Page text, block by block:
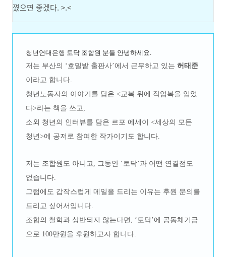
꼈으면 좋겠다. >.<
청년연대은행 토닥 조합원 분들 안녕하세요.
저는 부산의 ‘호밀밭 출판사’에서 근무하고 있는 허태준
이라고 합니다.
청년노동자의 이야기를 담은 <교복 위에 작업복을 입었
다>라는 책을 쓰고,
소외 청년의 인터뷰를 담은 르포 에세이 <세상의 모든
청년>에 공저로 참여한 작가이기도 합니다.
저는 조합원도 아니고, 그동안 ‘토닥’과 어떤 연결점도
없습니다.
그럼에도 갑작스럽게 메일을 드리는 이유는 후원 문의를
드리고 싶어서입니다.
조합의 철학과 상반되지 않는다면, ‘토닥’에 공동체기금
으로 100만원을 후원하고자 합니다.